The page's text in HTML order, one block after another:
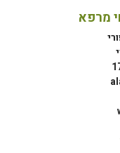
מרפא